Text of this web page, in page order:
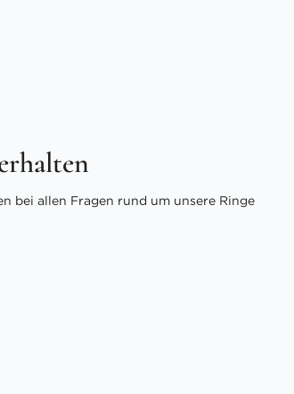
bei allen Fragen rund um unsere Ringe